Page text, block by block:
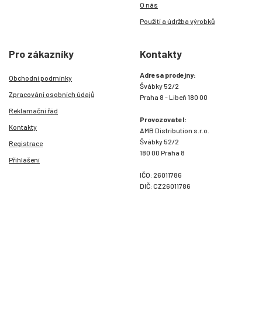
O nás
Použití a údržba výrobků
Pro zákazníky
Obchodní podmínky
Zpracování osobních údajů
Reklamační řád
Kontakty
Registrace
Přihlášení
Kontakty
Adresa prodejny:
Švábky 52/2
Praha 8 - Libeň 180 00
Provozovatel:
AMB Distribution s.r.o.
Švábky 52/2
180 00 Praha 8
IČO: 26011786
DIČ: CZ26011786